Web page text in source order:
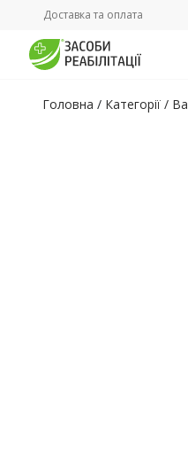
Доставка та оплата
Головна / Категорії /